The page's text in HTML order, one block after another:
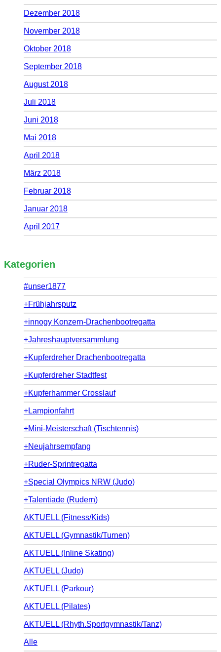
Dezember 2018
November 2018
Oktober 2018
September 2018
August 2018
Juli 2018
Juni 2018
Mai 2018
April 2018
März 2018
Februar 2018
Januar 2018
April 2017
Kategorien
#unser1877
+Frühjahrsputz
+innogy Konzern-Drachenbootregatta
+Jahreshauptversammlung
+Kupferdreher Drachenbootregatta
+Kupferdreher Stadtfest
+Kupferhammer Crosslauf
+Lampionfahrt
+Mini-Meisterschaft (Tischtennis)
+Neujahrsempfang
+Ruder-Sprintregatta
+Special Olympics NRW (Judo)
+Talentiade (Rudern)
AKTUELL (Fitness/Kids)
AKTUELL (Gymnastik/Turnen)
AKTUELL (Inline Skating)
AKTUELL (Judo)
AKTUELL (Parkour)
AKTUELL (Pilates)
AKTUELL (Rhyth.Sportgymnastik/Tanz)
Alle